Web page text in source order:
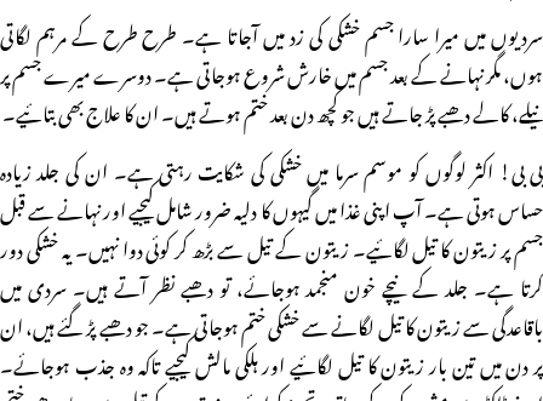
سردیوں میں میرا سارا جسم خشکی کی زد میں آجاتا ہے۔ طرح طرح کے مرہم لگاتی
ہوں، مگر نہانے کے بعد جسم میں خارش شروع ہوجاتی ہے۔ دوسرے میرے جسم پر
نیلے، کالے دھبے پڑ جاتے ہیں جو کچھ دن بعد ختم ہوتے ہیں۔ ان کا علاج بھی بتائیے۔
بی بی! اکثر لوگوں کو موسم سرما میں خشکی کی شکایت رہتی ہے۔ ان کی جلد زیادہ
حساس ہوتی ہے۔ آپ اپنی غذا میں گیہوں کا دلیہ ضرور شامل کیجیے اور نہانے سے قبل
جسم پر زیتون کا تیل لگائیے۔ زیتون کے تیل سے بڑھ کر کوئی دوا نہیں۔ یہ خشکی دور
کرتا ہے۔ جلد کے نیچے خون منجمد ہوجائے، تو دھبے نظر آتے ہیں۔ سردی میں
باقاعدگی سے زیتون کا تیل لگانے سے خشکی ختم ہوجاتی ہے۔ جو دھبے پڑ گئے ہیں، ان
پر دن میں تین بار زیتون کا تیل لگائیے اور ہلکی مالش کیجیے تاکہ وہ جذب ہوجائے۔